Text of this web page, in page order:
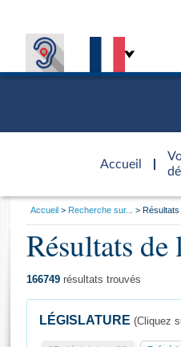
Accueil
d'accueil
Général
Vous
Accueil Recherche sur...
Résultats de
166749 résultats trouvés
LÉGISLATURE (Cliquez